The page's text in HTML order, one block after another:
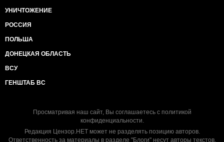
УНИЧТОЖЕНИЕ
РОССИЯ
ПОЛЬША
ДОНЕЦКАЯ ОБЛАСТЬ
ВСУ
ГЕНШТАБ ВС
Просматривая наш сайт, Вы соглашаетесь с политикой
конфиденциальности.
Редакция Цензор.НЕТ может не разделять позицию авторов.
Ответственность за материалы в разделе "Блоги" несут авторы текстов.